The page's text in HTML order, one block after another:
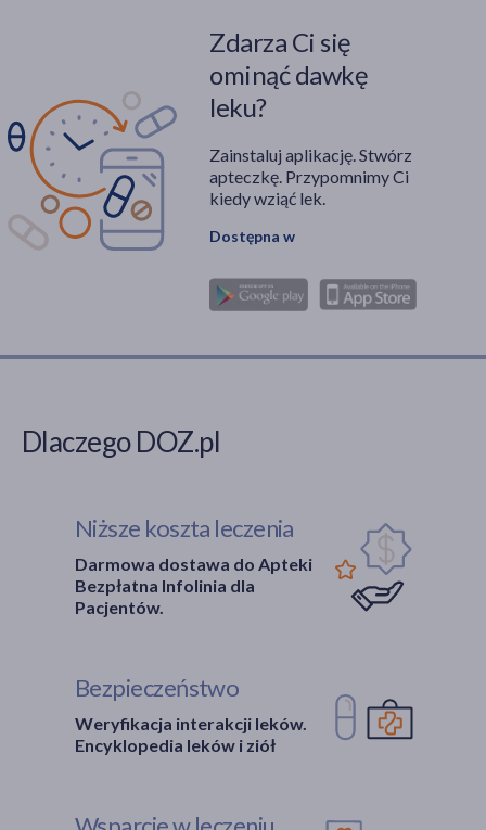
Zdarza Ci się
ominąć dawkę
leku?
Zainstaluj aplikację. Stwórz
apteczkę. Przypomnimy Ci
kiedy wziąć lek.
Dostępna w
Dlaczego DOZ.pl
Niższe koszta leczenia
Darmowa dostawa do Apteki
Bezpłatna Infolinia dla
Pacjentów.
Bezpieczeństwo
Weryfikacja interakcji leków.
Encyklopedia leków i ziół